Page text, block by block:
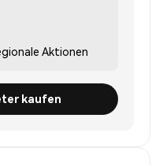
Aktionen
kaufen